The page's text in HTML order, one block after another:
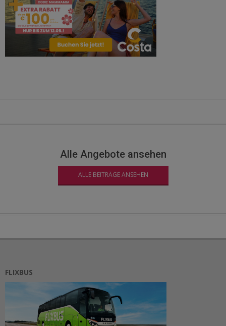
Alle Angebote ansehen
ALLE BEITRÄGE ANSEHEN
FLIXBUS